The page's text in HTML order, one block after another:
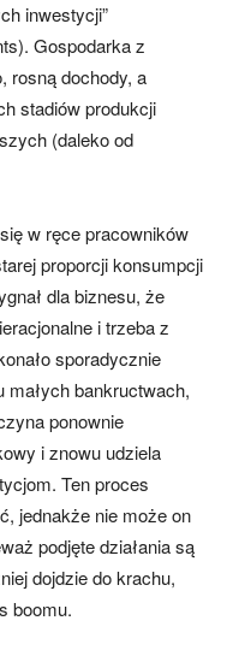
inwestycji”
Gospodarka z
rosną dochody, a
stadiów produkcji
(daleko od
w ręce pracowników
proporcji konsumpcji
dla biznesu, że
i trzeba z
sporadycznie
bankructwach,
ponownie
i znowu udziela
Ten proces
jednakże nie może on
podjęte działania są
dojdzie do krachu,
boomu.